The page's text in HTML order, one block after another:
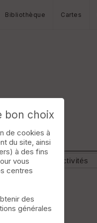
Bibliothèque Cartes
bon choix
de cookies à
du site, ainsi
à des fins
vous
centres
des
générales